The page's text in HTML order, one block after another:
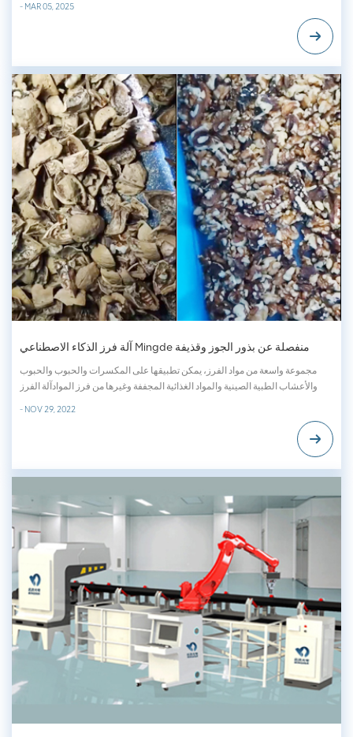
- MAR 05, 2025
آلة فرز الذكاء الاصطناعي Mingde منفصلة عن بذور الجوز وقذيفة
مجموعة واسعة من مواد الفرز، يمكن تطبيقها على المكسرات والحبوب والحبوب
والأعشاب الطبية الصينية والمواد الغذائية المجففة وغيرها من فرز الموادآلة الفرز
- NOV 29, 2022